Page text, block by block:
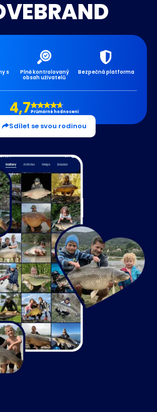
s Plně kontrolovaný
obsah uživatelů
Bezpečná platforma
4,7Průměrné hodnocení
Sdílet se svou rodinou